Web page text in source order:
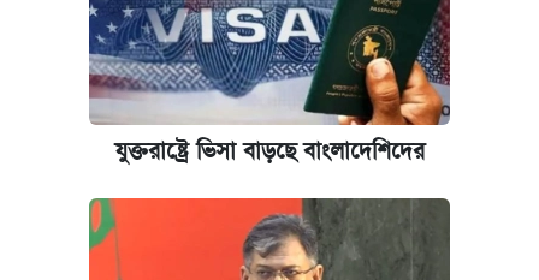
যুক্তরাষ্ট্রে ভিসা বাড়ছে বাংলাদেশিদের